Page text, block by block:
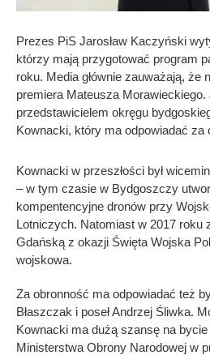
Prezes PiS Jarosław Kaczyński
którzy mają przygotować program
roku. Media głównie zauważają, że
premiera Mateusza Morawieckiego.
przedstawicielem okręgu
Kownacki, który ma odpowiadać za
Kownacki w przeszłości był
– w tym czasie w Bydgoszczy
kompentencyjne dronów przy
Lotniczych. Natomiast w 2017 roku
Gdańską z okazji Święta Wojska
wojskowa.
Za obronność ma odpowiadać też
Błaszczak i poseł Andrzej Śliwka.
Kownacki ma dużą szansę na
Ministerstwa Obrony Narodowej w